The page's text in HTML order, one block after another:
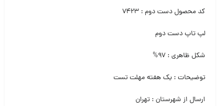
کد محصول دست دوم : ۷۴۲۳
لپ تاپ دست دوم‌
شکل ظاهری : ۹۷%
توضیحات : یک هفته مهلت تست
ارسال از شهرستان : تهران